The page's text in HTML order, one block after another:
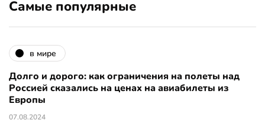
Самые популярные
в мире
Долго и дорого: как ограничения на полеты над
Россией сказались на ценах на авиабилеты из
Европы
07.08.2024